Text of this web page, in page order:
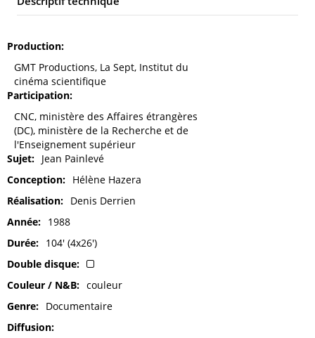
Production
GMT Productions, La Sept, Institut du
cinéma scientifique
Participation
CNC, ministère des Affaires étrangères
(DC), ministère de la Recherche et de
l'Enseignement supérieur
Sujet
Jean Painlevé
Conception
Hélène Hazera
Réalisation
Denis Derrien
Année
1988
Durée
104' (4x26')
Double disque
Couleur / N&B
couleur
Genre
Documentaire
Diffusion